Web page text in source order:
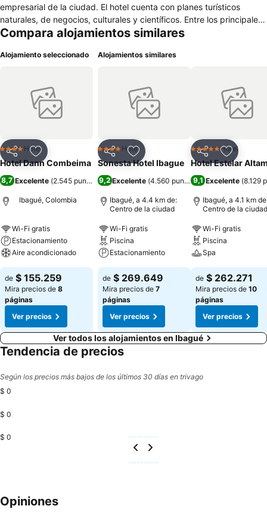
empresarial de la ciudad. El hotel cuenta con planes turísticos
naturales, de negocios, culturales y científicos. Entre los principales
sitios turísticos se encuentran el museo de arte y tradiciones
Mariquita y Honda. En ecoturismo son de gran importancia los
en El Espinal, y las fiestas patronales de los municipios, así como el
festival folclórico de Ibagué. El hotel cuenta con 61 habitaciones con
6 diferentes tipos de acomodación. Sus 5 salones con capacidad
empresarial o social. La Terraza es nuestro Restaurante donde
podrás disfrutar el desayuno tipo Buffet y platos a la carta.
Compara alojamientos similares
Alojamiento seleccionado
CompartirAgregar a favoritos
4 EstrellasHotel
Hotel Dann Combeima
8,7 Excelente (2.545 puntuaciones)
Ibagué, Colombia
Wi-Fi gratis
Estacionamiento
Aire acondicionado
de $ 155.259
Mira precios de 8
páginas
Ver precios
Alojamientos similares
CompartirAgregar a favoritos
4 EstrellasHotel
Sonesta Hotel Ibague
9,2 Excelente (4.560 puntuaciones)
Ibagué, a 4.4 km de:
Centro de la ciudad
Wi-Fi gratis
Piscina
Estacionamiento
de $ 269.649
Mira precios de 7
páginas
Ver precios
CompartirAgregar
5 EstrellasHotel
Hotel Estelar
9,1 Excelente (8.129
Ibagué, a 4.1 km
Centro de la ciudad
Wi-Fi gratis
Piscina
Spa
de $ 262.271
Mira precios de 10
páginas
Ver precios
Ver todos los alojamientos en Ibagué
Tendencia de precios
Según los precios más bajos de los últimos 30 días en trivago
$ 0
$ 0
$ 0
Opiniones